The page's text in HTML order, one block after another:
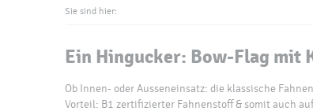
Sie sind hier:
Ein Hingucker: Bow-Flag mit
Ob Innen- oder Ausseneinsatz: die klassische
Vorteil: B1 zertifizierter Fahnenstoff & somit auch